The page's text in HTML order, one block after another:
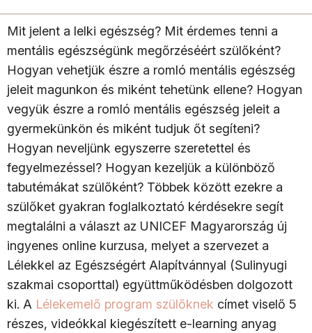
Mit jelent a lelki egészség? Mit érdemes tenni a
mentális egészségünk megőrzéséért szülőként?
Hogyan vehetjük észre a romló mentális egészség
jeleit magunkon és miként tehetünk ellene? Hogyan
vegyük észre a romló mentális egészség jeleit a
gyermekünkön és miként tudjuk őt segíteni?
Hogyan neveljünk egyszerre szeretettel és
fegyelmezéssel? Hogyan kezeljük a különböző
tabutémákat szülőként? Többek között ezekre a
szülőket gyakran foglalkoztató kérdésekre segít
megtalálni a választ az UNICEF Magyarország új
ingyenes online kurzusa, melyet a szervezet a
Lélekkel az Egészségért Alapítvánnyal (Sulinyugi
szakmai csoporttal) együttműködésben dolgozott
ki. A Lélekemelő program szülőknek címet viselő 5
részes, videókkal kiegészített e-learning anyag